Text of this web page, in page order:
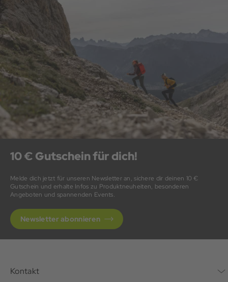
10 € Gutschein für dich!
Melde dich jetzt für unseren Newsletter an, sichere dir deinen 10 €
Gutschein und erhalte Infos zu Produktneuheiten, besonderen
Angeboten und spannenden Events.
Newsletter abonnieren
Kontakt